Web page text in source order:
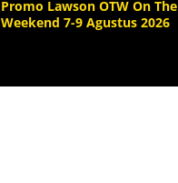
Promo Lawson OTW On The
Weekend 7-9 Agustus 2026